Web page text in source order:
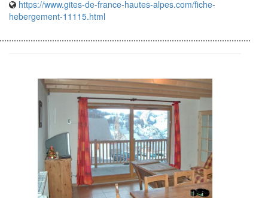
https://www.gites-de-france-hautes-alpes.com/fiche-
hebergement-11115.html